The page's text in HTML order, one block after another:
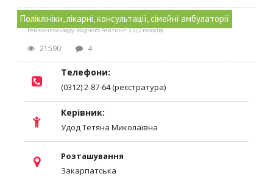
Поліклініки, лікарні, консультації, сімейні амбулаторії
Рейтинг закладу:ЖодногоРейтинг:3.5(2голосів)
21590 4
Телефони:
(0312) 2-87-64 (реєстратура)
Керівник:
Удод Тетяна Миколаївна
Розташування
Закарпатська